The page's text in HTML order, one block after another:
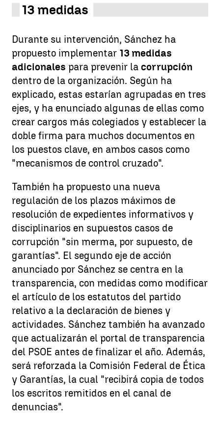
13 medidas
Durante su intervención, Sánchez ha
propuesto implementar 13 medidas
adicionales para prevenir la corrupción
dentro de la organización. Según ha
explicado, estas estarían agrupadas en tres
ejes, y ha enunciado algunas de ellas como
crear cargos más colegiados y establecer la
doble firma para muchos documentos en
los puestos clave, en ambos casos como
"mecanismos de control cruzado".
También ha propuesto una nueva
regulación de los plazos máximos de
resolución de expedientes informativos y
disciplinarios en supuestos casos de
corrupción "sin merma, por supuesto, de
garantías". El segundo eje de acción
anunciado por Sánchez se centra en la
transparencia, con medidas como modificar
el artículo de los estatutos del partido
relativo a la declaración de bienes y
actividades. Sánchez también ha avanzado
que actualizarán el portal de transparencia
del PSOE antes de finalizar el año. Además,
será reforzada la Comisión Federal de Ética
y Garantías, la cual "recibirá copia de todos
los escritos remitidos en el canal de
denuncias".